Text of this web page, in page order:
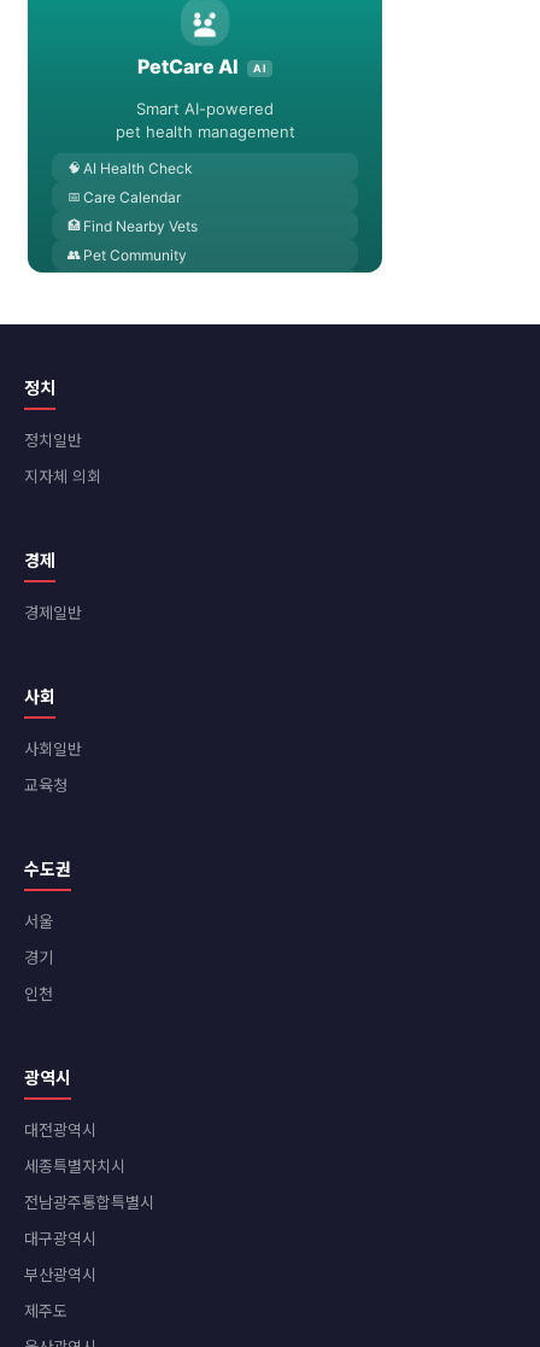
정치
정치일반
지자체 의회
경제
경제일반
사회
사회일반
교육청
수도권
서울
경기
인천
광역시
대전광역시
세종특별자치시
전남광주통합특별시
대구광역시
부산광역시
제주도